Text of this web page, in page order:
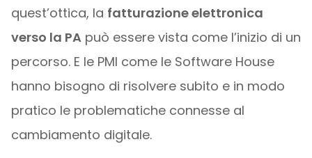
quest’ottica, la fatturazione elettronica
verso la PApuò essere vista come l’inizio di un
percorso. E le PMI come le Software House
hanno bisogno di risolvere subito e in modo
pratico le problematiche connesse al
cambiamento digitale.